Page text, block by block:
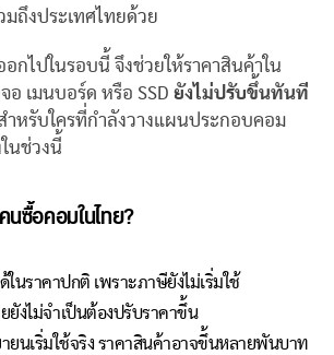
มถึงประเทศไทยด้วย
อกไปในรอบนี้ จึงช่วยให้ราคาสินค้าใน
อ เมนบอร์ด หรือ SSD ยังไม่ปรับขึ้นทันที
ำหรับใครที่กำลังวางแผนประกอบคอม
นช่วงนี้
ซื้อคอมในไทย?
ในราคาปกติ เพราะภาษียังไม่เริ่มใช้
ยังไม่จำเป็นต้องปรับราคาขึ้น
ยนเริ่มใช้จริง ราคาสินค้าอาจขึ้นหลายพันบาท